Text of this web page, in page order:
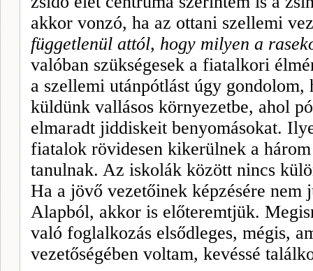
akkor vonzó, ha az ottani szellemi
függetlenül attól, hogy milyen a
valóban szükségesek a fiatalkori
a szellemi utánpótlást úgy
küldünk vallásos környezetbe, ahol
elmaradt jiddiskeit benyo­másokat.
fiatalok rövidesen kikerül­nek a
tanulnak. Az iskolák között nincs
Ha a jövő vezetőinek képzésére
Alapból, akkor is előteremtjük.
való foglalkozás elsődleges, mégis,
vezetőségében voltam, kevéssé